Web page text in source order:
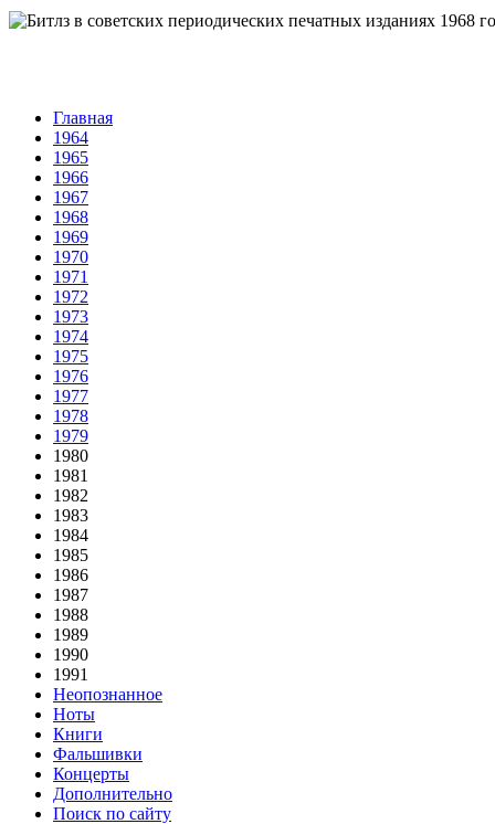
Главная
1964
1965
1966
1967
1968
1969
1970
1971
1972
1973
1974
1975
1976
1977
1978
1979
1980
1981
1982
1983
1984
1985
1986
1987
1988
1989
1990
1991
Неопознанное
Ноты
Книги
Фальшивки
Концерты
Дополнительно
Поиск по сайту